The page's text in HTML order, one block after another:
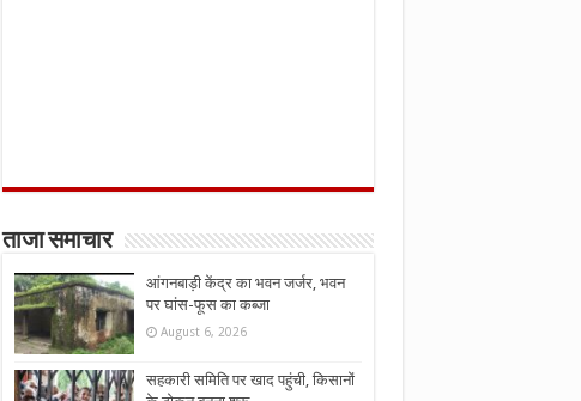
ताजा समाचार
आंगनबाड़ी केंद्र का भवन जर्जर, भवन
पर घांस-फूस का कब्जा
August 6, 2026
सहकारी समिति पर खाद पहुंची, किसानों